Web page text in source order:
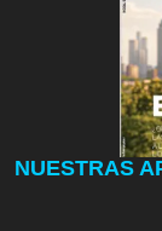
NUESTRAS